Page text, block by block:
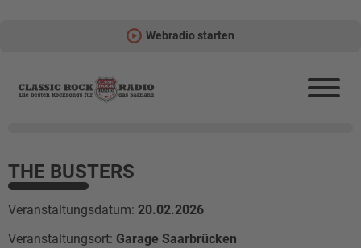
Webradio starten
THE BUSTERS
Veranstaltungsdatum: 20.02.2026
Veranstaltungsort: Garage Saarbrücken